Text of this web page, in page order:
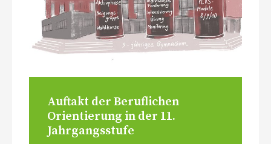
Auftakt der Beruflichen
Orientierung in der 11.
Jahrgangsstufe